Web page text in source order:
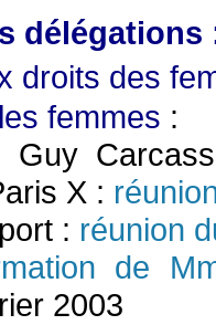
délégations
droits des
femmes :
Guy
X :
: réunion
de
2003